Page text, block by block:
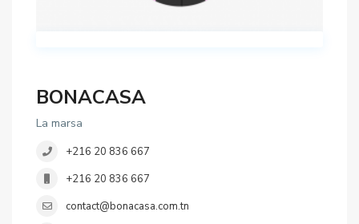
BONACASA
La marsa
+216 20 836 667
+216 20 836 667
contact@bonacasa.com.tn